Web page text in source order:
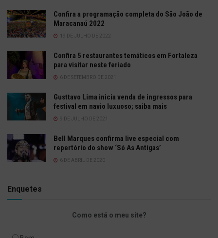
Confira a programação completa do São João de
Maracanaú 2022
19 DE JULHO DE 2022
Confira 5 restaurantes temáticos em Fortaleza
para visitar neste feriado
6 DE SETEMBRO DE 2021
Gusttavo Lima inicia venda de ingressos para
festival em navio luxuoso; saiba mais
9 DE JULHO DE 2021
Bell Marques confirma live especial com
repertório do show ‘Só As Antigas’
6 DE ABRIL DE 2020
Enquetes
Como está o meu site?